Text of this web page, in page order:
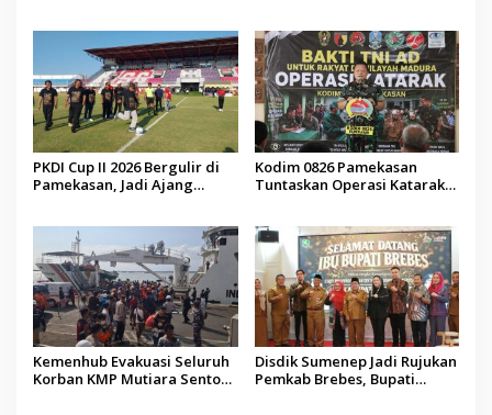
PKDI Cup II 2026 Bergulir di
Pamekasan, Jadi Ajang
Kodim 0826 Pamekasan
Tuntaskan Operasi Katarak
Kemenhub Evakuasi Seluruh
Korban KMP Mutiara Sentosa
Disdik Sumenep Jadi Rujukan
Pemkab Brebes, Bupati